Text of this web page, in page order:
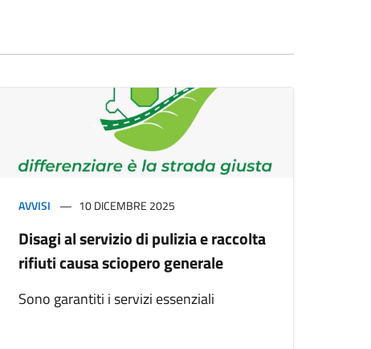
AVVISI 10 DICEMBRE 2025
Disagi al servizio di pulizia e raccolta
rifiuti causa sciopero generale
Sono garantiti i servizi essenziali